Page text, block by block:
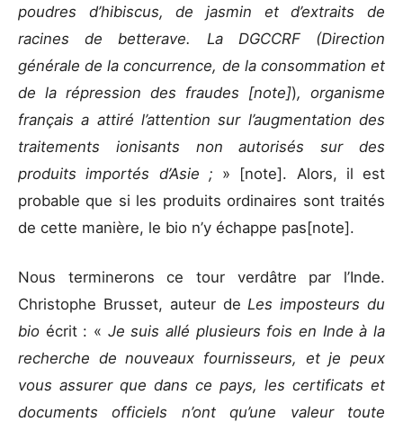
poudres d’hibiscus, de jasmin et d’extraits de
racines de betterave. La DGCCRF (Direction
générale de la concurrence, de la consommation et
de la répression des fraudes [note]), organisme
français a attiré l’attention sur l’augmentation des
traitements ionisants non autorisés sur des
produits importés d’Asie ; » [note]. Alors, il est
probable que si les produits ordinaires sont traités
de cette manière, le bio n’y échappe pas[note].
Nous terminerons ce tour verdâtre par l’Inde.
Christophe Brusset, auteur de Les imposteurs du
bio écrit : « Je suis allé plusieurs fois en Inde à la
recherche de nouveaux fournisseurs, et je peux
vous assurer que dans ce pays, les certificats et
documents officiels n’ont qu’une valeur toute